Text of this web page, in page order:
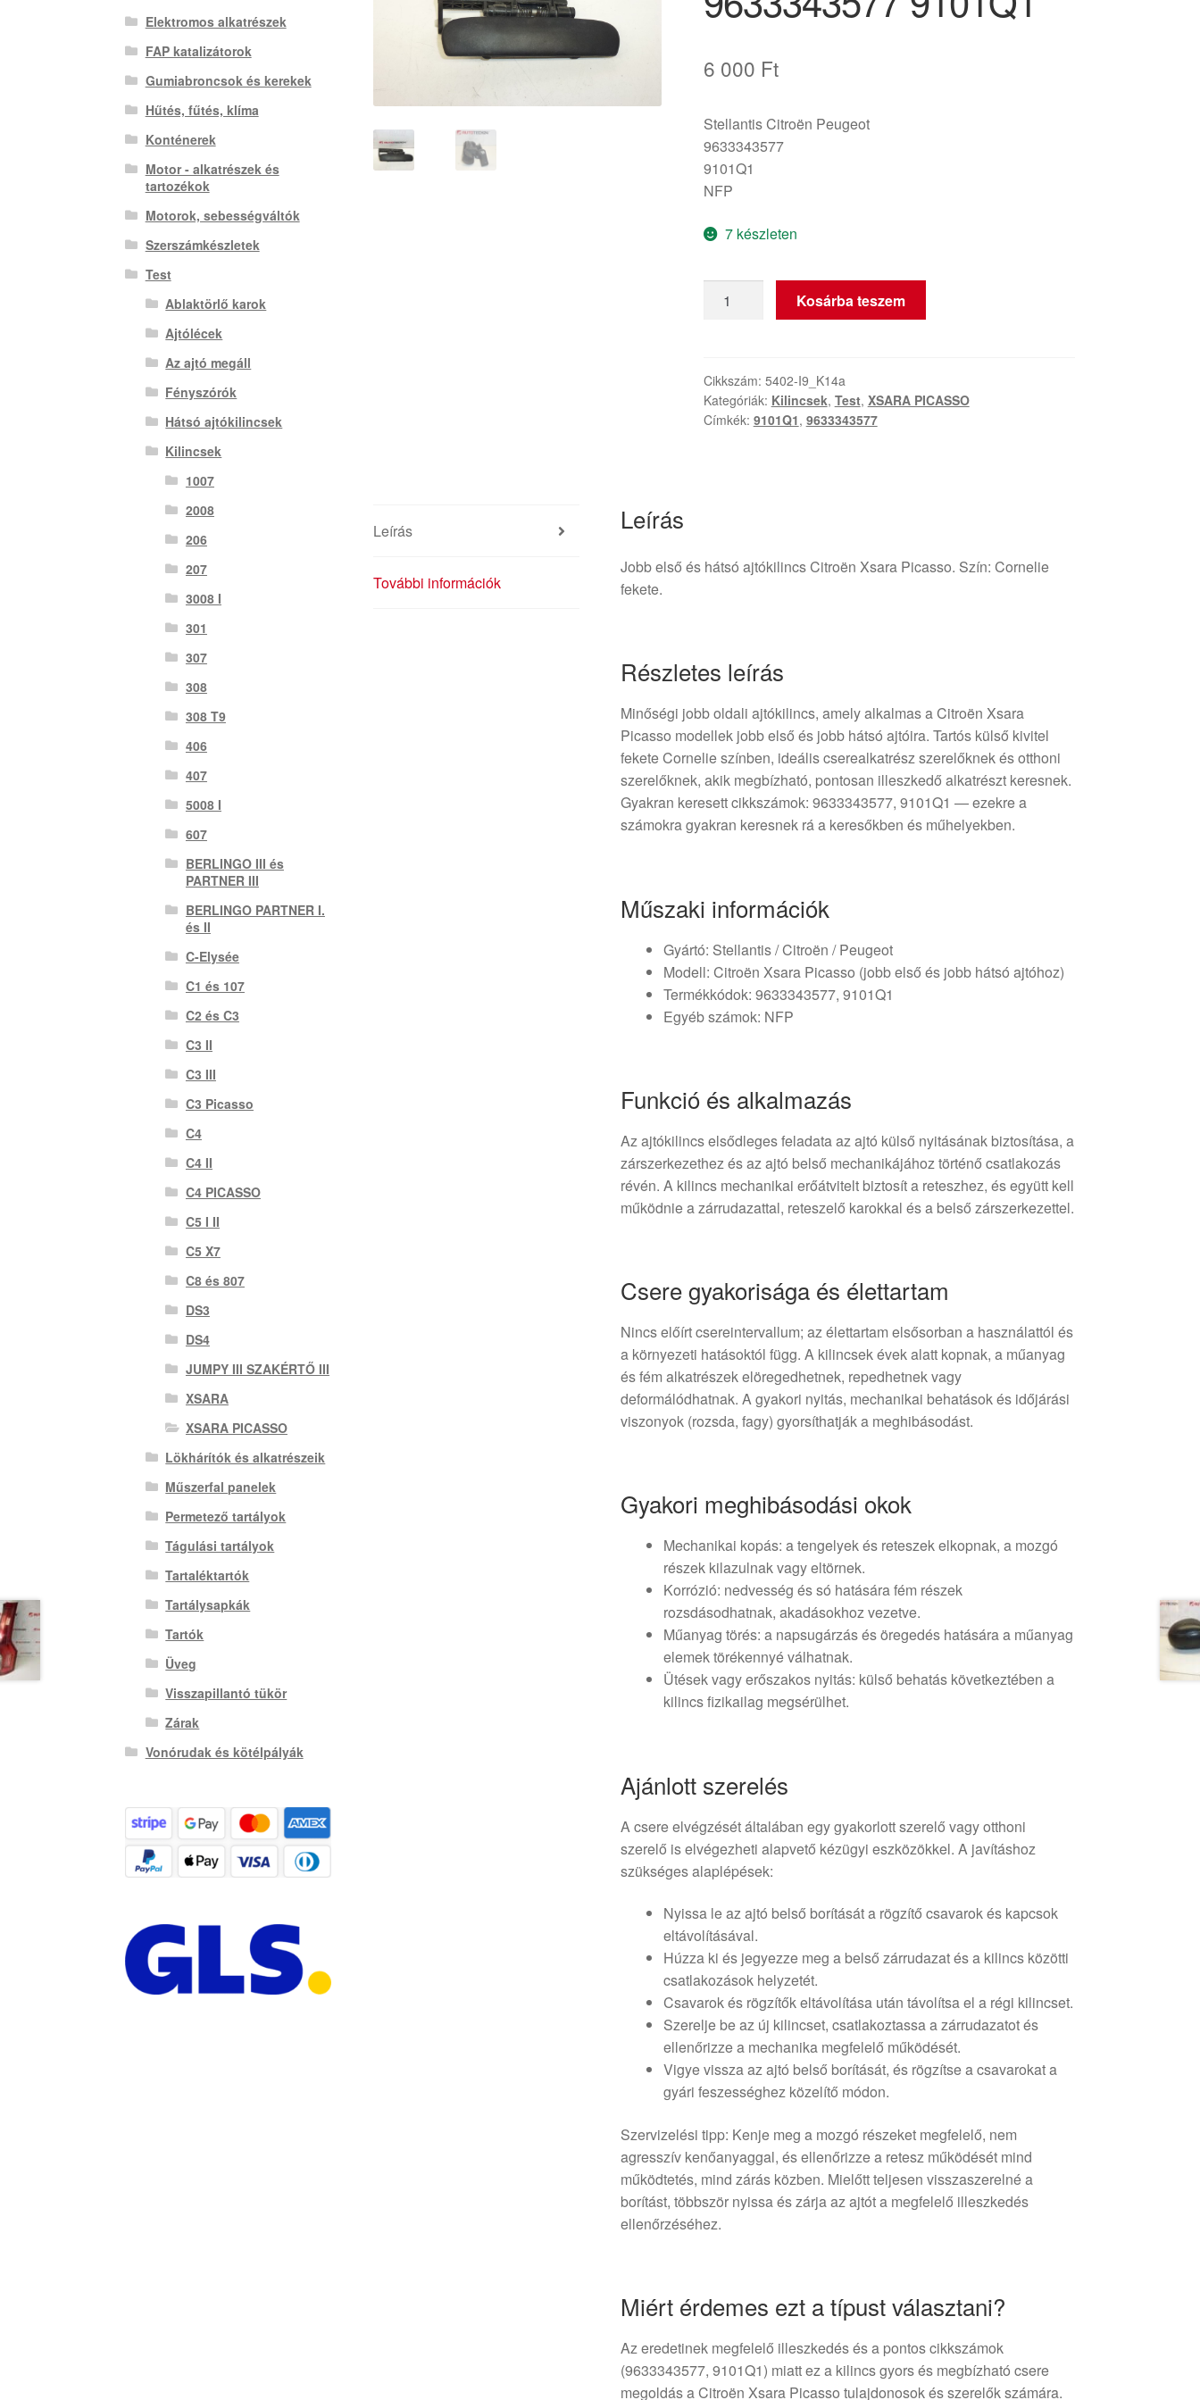
6 000 Ft
Stellantis Citroën Peugeot
9633343577
9101Q1
NFP
7 készleten
ajtókilincs
Picasso
9633343577
9101Q1
Kosárba teszem
Cikkszám: 5402-I9_K14a
Kategóriák: Kilincsek, Test, XSARA PICASSO
Címkék: 9101Q1, 9633343577
Leírás
További információk
Leírás
Jobb első és hátsó ajtókilincs Citroën Xsara Picasso. Szín: Cornelie
fekete.
Részletes leírás
Minőségi jobb oldali ajtókilincs, amely alkalmas a Citroën Xsara
Picasso modellek jobb első és jobb hátsó ajtóira. Tartós külső kivitel
fekete Cornelie színben, ideális cserealkatrész szerelőknek és otthoni
szerelőknek, akik megbízható, pontosan illeszkedő alkatrészt keresnek.
Gyakran keresett cikkszámok: 9633343577, 9101Q1 — ezekre a
számokra gyakran keresnek rá a keresőkben és műhelyekben.
Műszaki információk
Gyártó: Stellantis / Citroën / Peugeot
Modell: Citroën Xsara Picasso (jobb első és jobb hátsó ajtóhoz)
Termékkódok: 9633343577, 9101Q1
Egyéb számok: NFP
Funkció és alkalmazás
Az ajtókilincs elsődleges feladata az ajtó külső nyitásának biztosítása, a
zárszerkezethez és az ajtó belső mechanikájához történő csatlakozás
révén. A kilincs mechanikai erőátvitelt biztosít a reteszhez, és együtt kell
működnie a zárrudazattal, reteszelő karokkal és a belső zárszerkezettel.
Csere gyakorisága és élettartam
Nincs előírt csereintervallum; az élettartam elsősorban a használattól és
a környezeti hatásoktól függ. A kilincsek évek alatt kopnak, a műanyag
és fém alkatrészek elöregedhetnek, repedhetnek vagy
deformálódhatnak. A gyakori nyitás, mechanikai behatások és időjárási
viszonyok (rozsda, fagy) gyorsíthatják a meghibásodást.
Gyakori meghibásodási okok
Mechanikai kopás: a tengelyek és reteszek elkopnak, a mozgó
részek kilazulnak vagy eltörnek.
Korrózió: nedvesség és só hatására fém részek
rozsdásodhatnak, akadásokhoz vezetve.
Műanyag törés: a napsugárzás és öregedés hatására a műanyag
elemek törékennyé válhatnak.
Ütések vagy erőszakos nyitás: külső behatás következtében a
kilincs fizikailag megsérülhet.
Ajánlott szerelés
A csere elvégzését általában egy gyakorlott szerelő vagy otthoni
szerelő is elvégezheti alapvető kézügyi eszközökkel. A javításhoz
szükséges alaplépések:
Nyissa le az ajtó belső borítását a rögzítő csavarok és kapcsok
eltávolításával.
Húzza ki és jegyezze meg a belső zárrudazat és a kilincs közötti
csatlakozások helyzetét.
Csavarok és rögzítők eltávolítása után távolítsa el a régi kilincset.
Szerelje be az új kilincset, csatlakoztassa a zárrudazatot és
ellenőrizze a mechanika megfelelő működését.
Vigye vissza az ajtó belső borítását, és rögzítse a csavarokat a
gyári feszességhez közelítő módon.
Szervizelési tipp: Kenje meg a mozgó részeket megfelelő, nem
agresszív kenőanyaggal, és ellenőrizze a retesz működését mind
működtetés, mind zárás közben. Mielőtt teljesen visszaszerelné a
borítást, többször nyissa és zárja az ajtót a megfelelő illeszkedés
ellenőrzéséhez.
Miért érdemes ezt a típust választani?
Az eredetinek megfelelő illeszkedés és a pontos cikkszámok
(9633343577, 9101Q1) miatt ez a kilincs gyors és megbízható csere
megoldás a Citroën Xsara Picasso tulajdonosok és szerelők számára.
Elektromos alkatrészek
FAP katalizátorok
Gumiabroncsok és kerekek
Hűtés, fűtés, klíma
Konténerek
Motor - alkatrészek és
tartozékok
Motorok, sebességváltók
Szerszámkészletek
Test
Ablaktörlő karok
Ajtólécek
Az ajtó megáll
Fényszórók
Hátsó ajtókilincsek
Kilincsek
1007
2008
206
207
3008 I
301
307
308
308 T9
406
407
5008 I
607
BERLINGO III és
PARTNER III
BERLINGO PARTNER I.
és II
C-Elysée
C1 és 107
C2 és C3
C3 II
C3 III
C3 Picasso
C4
C4 II
C4 PICASSO
C5 I II
C5 X7
C8 és 807
DS3
DS4
JUMPY III SZAKÉRTŐ III
XSARA
XSARA PICASSO
Lökhárítók és alkatrészeik
Műszerfal panelek
Permetező tartályok
Tágulási tartályok
Tartaléktartók
Tartálysapkák
Tartók
Üveg
Visszapillantó tükör
Zárak
Vonórudak és kötélpályák